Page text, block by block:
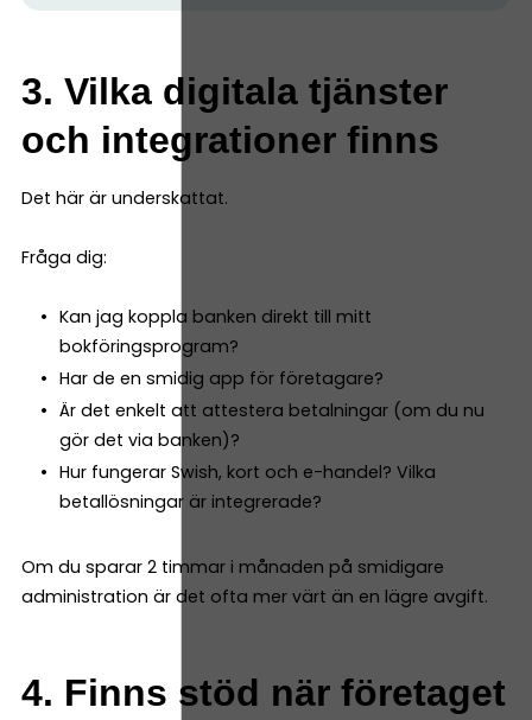
3. Vilka digitala tjänster
och integrationer finns
Det här är underskattat.
Fråga dig:
Kan jag koppla banken direkt till mitt
bokföringsprogram?
Har de en smidig app för företagare?
Är det enkelt att attestera betalningar (om du nu
gör det via banken)?
Hur fungerar Swish, kort och e-handel? Vilka
betallösningar är integrerade?
Om du sparar 2 timmar i månaden på smidigare
administration är det ofta mer värt än en lägre avgift.
4. Finns stöd när företaget